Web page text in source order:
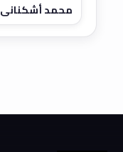
محمد أشكناني